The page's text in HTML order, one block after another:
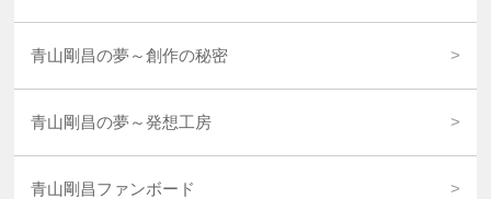
青山剛昌の夢～創作の秘密
青山剛昌の夢～発想工房
青山剛昌ファンボード